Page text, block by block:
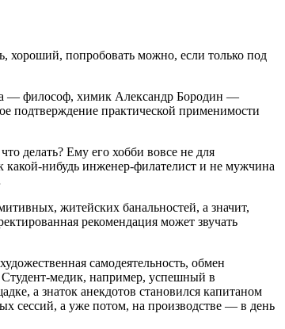
хороший, попробовать можно, если только под
— философ, химик Александр Бородин —
подтверждение практической применимости
делать? Ему его хобби вовсе не для
какой-нибудь инженер-филателист и не мужчина
житейских банальностей, а значит,
рекомендация может звучать
самодеятельность, обмен
медик, например, успешный в
а знаток анекдотов становился капитаном
сессий, а уже потом, на производстве — в день